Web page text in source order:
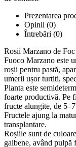
Prezentarea
Opinii (0)
Întrebări (0)
Rosii Marzano de
Fuoco Marzano este
roșii pentru pastă,
umerii ușor turtiti,
Planta este
foarte productivă. Pe
fructe alungite, de
Fructele ajung la
transplantare.
Roșiile sunt de
galbene, având pulpă